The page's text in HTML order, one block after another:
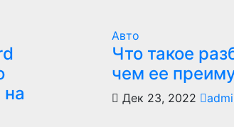
Авто
Что такое
чем ее
Дек 23, 2022